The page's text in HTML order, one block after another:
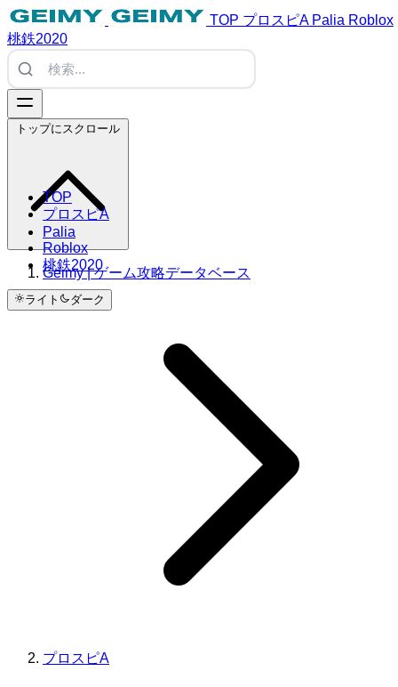
TOP プロスピA Palia Roblox
桃鉄2020
TOP
プロスピA
Palia
Roblox
桃鉄2020
ライト ダーク
トップにスクロール
Geimy | ゲーム攻略データベース
プロスピA